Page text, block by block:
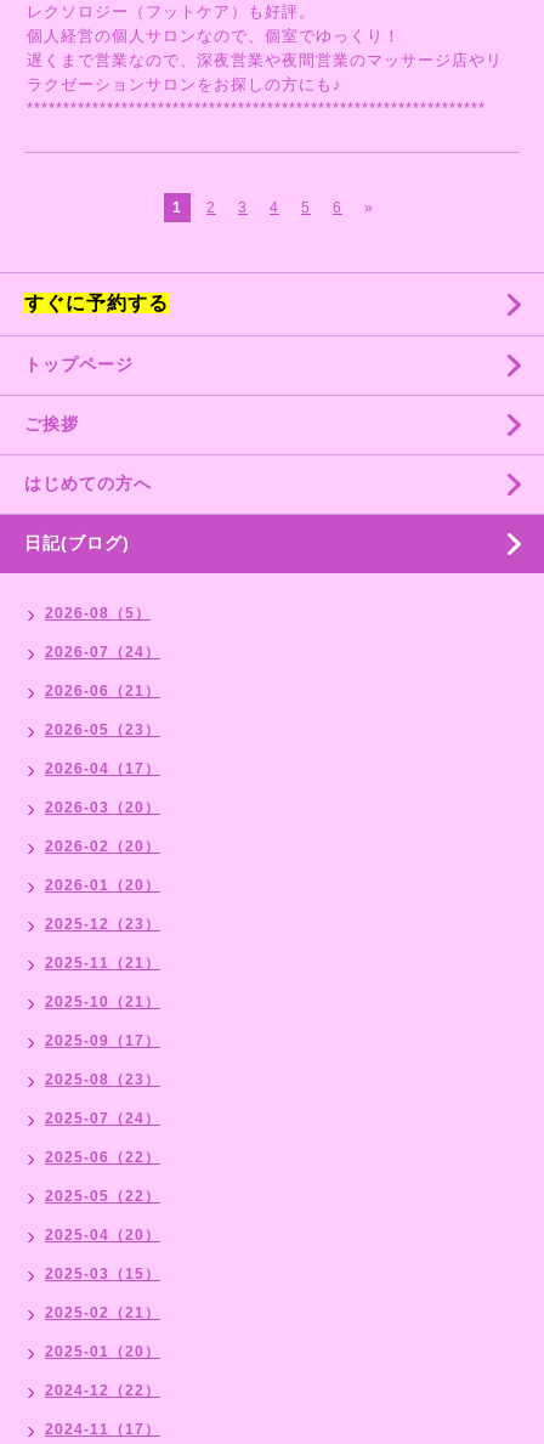
レクソロジー（フットケア）も好評。
個人経営の個人サロンなので、個室でゆっくり！
遅くまで営業なので、深夜営業や夜間営業のマッサージ店やリ
ラクゼーションサロンをお探しの方にも♪
***************************************************************
1 2 3 4 5 6 »
すぐに予約する
トップページ
ご挨拶
はじめての方へ
日記(ブログ)
2026-08（5）
2026-07（24）
2026-06（21）
2026-05（23）
2026-04（17）
2026-03（20）
2026-02（20）
2026-01（20）
2025-12（23）
2025-11（21）
2025-10（21）
2025-09（17）
2025-08（23）
2025-07（24）
2025-06（22）
2025-05（22）
2025-04（20）
2025-03（15）
2025-02（21）
2025-01（20）
2024-12（22）
2024-11（17）